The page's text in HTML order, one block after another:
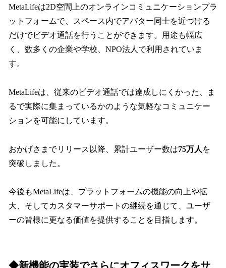
MetaLifeは2D空間上のオンラインコミュニケーションプラ
ットフォームで、スペース内でアバター同士を近づける
だけでビデオ通話を行うことができます。用途も幅広
く、数多くの企業や学校、NPO法人で利用されていま
す。
MetaLifeは、従来のビデオ通話では達成しにくかった、ま
るで実際に集まっているかのような気軽なコミュニケー
ションを可能にしています。
おかげさまでリリース以降、累計ユーザー数は75万人 を
突破しました。
今後もMetaLifeは、プラットフォームの機能の向上や拡
大、そしてカスタマーサポートの継続を通じて、ユーザ
ーの皆様に更なる価値を提供することを目指します。
◆新機能の実装でさらにオフィスワークをサ